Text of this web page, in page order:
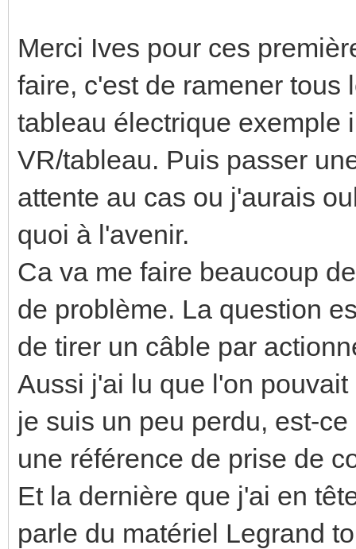
Merci Ives pour ces
faire, c'est de ramener tous
tableau électrique exemple
VR/tableau. Puis passer
attente au cas ou j'aurais
quoi à l'avenir.
Ca va me faire beaucoup
de problème. La question
de tirer un câble par
Aussi j'ai lu que l'on
je suis un peu perdu, est-
une référence de prise de
Et la dernière que j'ai en
parle du matériel Legrand